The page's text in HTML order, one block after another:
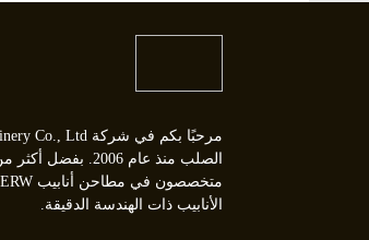
الأنابيب ذات الهندسة الدقيقة.